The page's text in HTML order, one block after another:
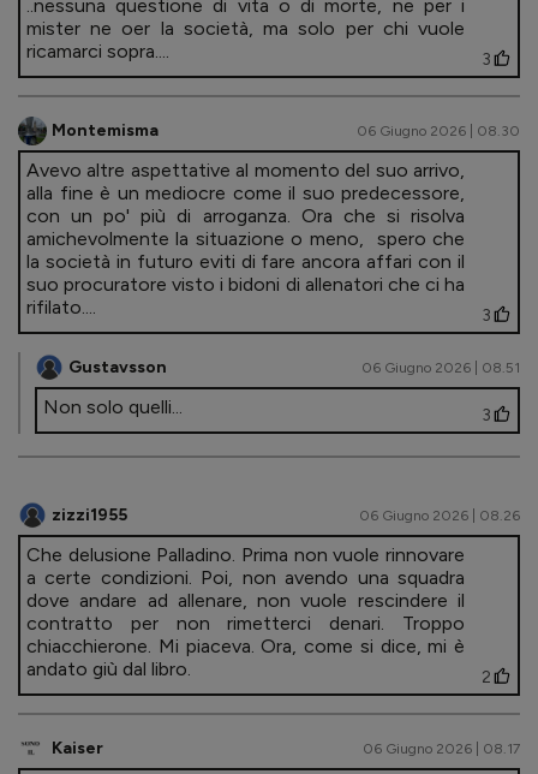
..nessuna questione di vita o di morte, ne per i
mister ne oer la società, ma solo per chi vuole
ricamarci sopra....
3
Montemisma 06 Giugno 2026 | 08.30
Avevo altre aspettative al momento del suo arrivo,
alla fine è un mediocre come il suo predecessore,
con un po' più di arroganza. Ora che si risolva
amichevolmente la situazione o meno, spero che
la società in futuro eviti di fare ancora affari con il
suo procuratore visto i bidoni di allenatori che ci ha
rifilato....
3
Gustavsson 06 Giugno 2026 | 08.51
Non solo quelli... 3
zizzi1955 06 Giugno 2026 | 08.26
Che delusione Palladino. Prima non vuole rinnovare
a certe condizioni. Poi, non avendo una squadra
dove andare ad allenare, non vuole rescindere il
contratto per non rimetterci denari. Troppo
chiacchierone. Mi piaceva. Ora, come si dice, mi è
andato giù dal libro.
2
Kaiser 06 Giugno 2026 | 08.17